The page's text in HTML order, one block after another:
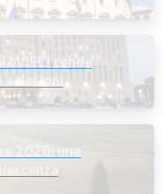
MAECI rende
selezioni